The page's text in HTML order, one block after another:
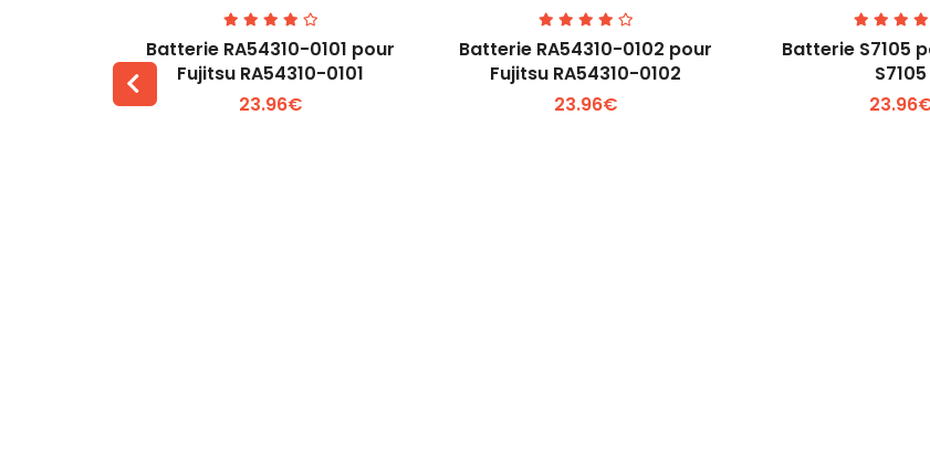
Voir plus +
Batterie RA54310-0101 pour
Fujitsu RA54310-0101
23.96€
Voir plus +
Batterie RA54310-0102 pour
Fujitsu RA54310-0102
23.96€
Voir
Batterie S7105
S7105